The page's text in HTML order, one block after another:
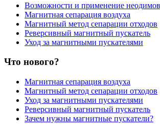
Возможности и применение
Магнитная сепарация воздуха
Магнитный метод сепарации отходов
Реверсивный магнитный пускатель
Уход за магнитными пускателями
Что нового?
Магнитная сепарация воздуха
Магнитный метод сепарации отходов
Уход за магнитными пускателями
Реверсивный магнитный пускатель
Зачем нужны магнитные пускатели?